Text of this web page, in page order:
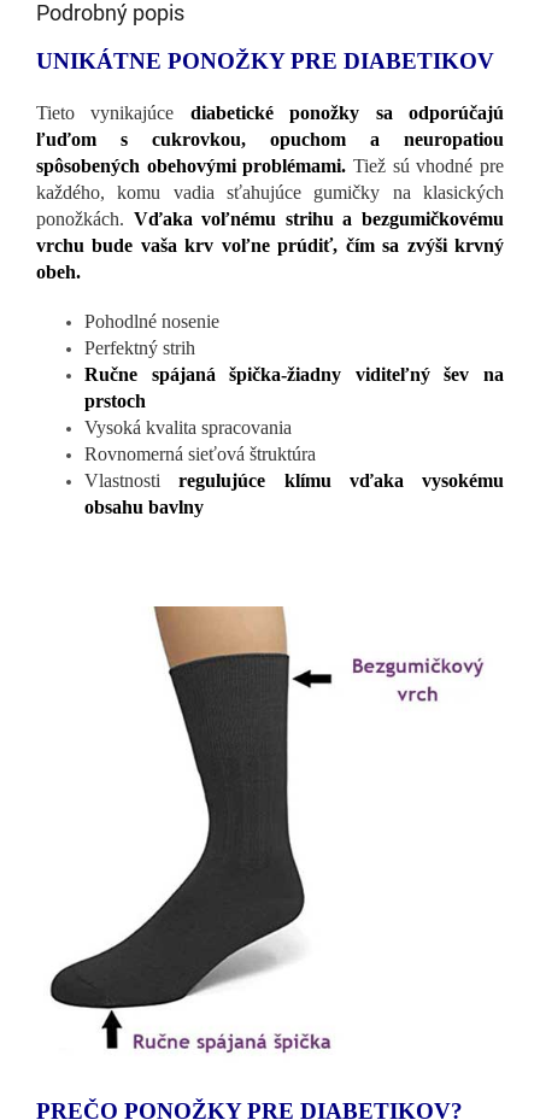
Podrobný popis
UNIKÁTNE PONOŽKY PRE DIABETIKOV
Tieto vynikajúce diabetické ponožky sa odporúčajú
ľuďom s cukrovkou, opuchom a neuropatiou
spôsobených obehovými problémami. Tiež sú vhodné pre
každého, komu vadia sťahujúce gumičky na klasických
ponožkách. Vďaka voľnému strihu a bezgumičkovému
vrchu bude vaša krv voľne prúdiť, čím sa zvýši krvný
obeh.
Pohodlné nosenie
Perfektný strih
Ručne spájaná špička-žiadny viditeľný šev na
prstoch
Vysoká kvalita spracovania
Rovnomerná sieťová štruktúra
Vlastnostiregulujúce klímu vďaka vysokému
obsahu bavlny
PREČO PONOŽKY PRE DIABETIKOV?